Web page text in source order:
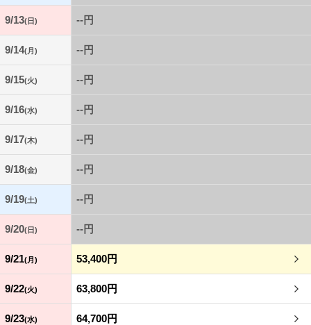
9/13(日) --円
9/14(月) --円
9/15(火) --円
9/16(水) --円
9/17(木) --円
9/18(金) --円
9/19(土) --円
9/20(日) --円
9/21(月) 53,400円
9/22(火) 63,800円
9/23(水) 64,700円